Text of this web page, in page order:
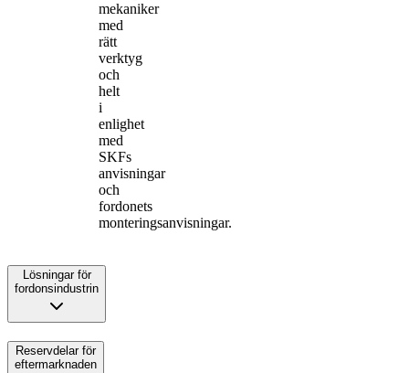
mekaniker
med
rätt
verktyg
och
helt
i
enlighet
med
SKFs
anvisningar
och
fordonets
monteringsanvisningar.
Lösningar för
fordonsindustrin
Reservdelar för
eftermarknaden